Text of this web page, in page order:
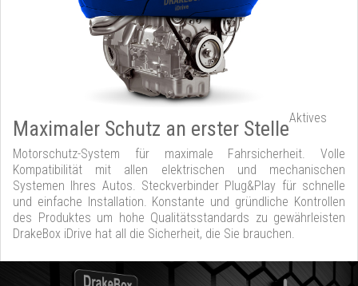
Maximaler Schutz an erster StelleAktives
Motorschutz-System für maximale Fahrsicherheit. Volle
Kompatibilität mit allen elektrischen und mechanischen
Systemen Ihres Autos. Steckverbinder Plug&Play für schnelle
und einfache Installation. Konstante und gründliche Kontrollen
des Produktes um hohe Qualitätsstandards zu gewährleisten
DrakeBox iDrive hat all die Sicherheit, die Sie brauchen.